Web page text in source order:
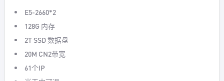
E5-2660*2
128G 内存
2T SSD 数据盘
20M CN2带宽
61个IP